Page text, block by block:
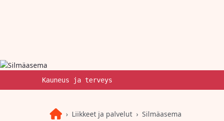
Kauneus ja terveys
Liikkeet ja palvelut Silmäasema